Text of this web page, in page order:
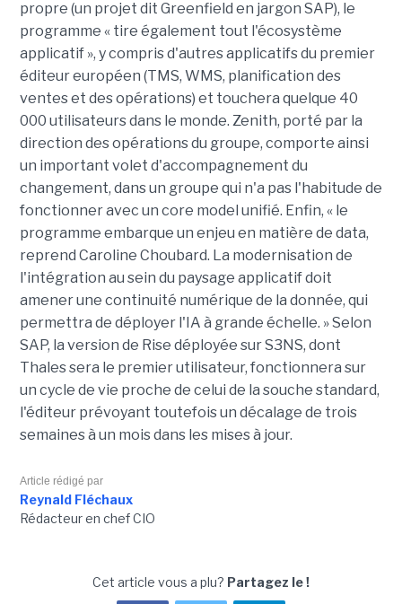
propre (un projet dit Greenfield en jargon SAP), le
programme « tire également tout l'écosystème
applicatif », y compris d'autres applicatifs du premier
éditeur européen (TMS, WMS, planification des
ventes et des opérations) et touchera quelque 40
000 utilisateurs dans le monde. Zenith, porté par la
direction des opérations du groupe, comporte ainsi
un important volet d'accompagnement du
changement, dans un groupe qui n'a pas l'habitude de
fonctionner avec un core model unifié. Enfin, « le
programme embarque un enjeu en matière de data,
reprend Caroline Choubard. La modernisation de
l'intégration au sein du paysage applicatif doit
amener une continuité numérique de la donnée, qui
permettra de déployer l'IA à grande échelle. » Selon
SAP, la version de Rise déployée sur S3NS, dont
Thales sera le premier utilisateur, fonctionnera sur
un cycle de vie proche de celui de la souche standard,
l'éditeur prévoyant toutefois un décalage de trois
semaines à un mois dans les mises à jour.
Article rédigé par
Reynald Fléchaux
Rédacteur en chef CIO
Cet article vous a plu? Partagez le !